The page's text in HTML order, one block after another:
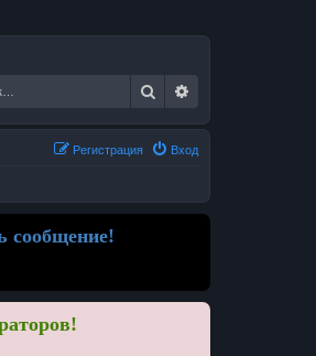
Поиск
Вход
Регистрация
сообщение!